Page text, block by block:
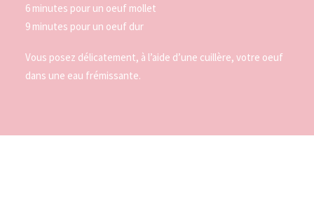
6 minutes pour un oeuf mollet
9 minutes pour un oeuf dur
Vous posez délicatement, à l’aide d’une cuillère, votre oeuf
dans une eau frémissante.